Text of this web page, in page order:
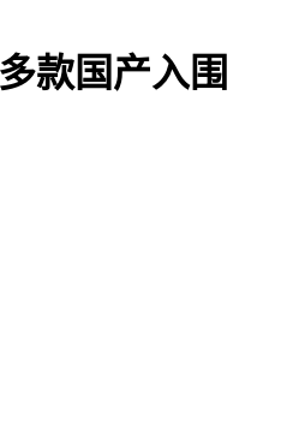
款国产入围